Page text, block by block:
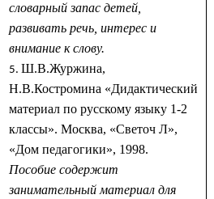
словарный запас детей,
развивать речь, интерес и
внимание к слову.
Ш.В.Журжина,
Н.В.Костромина «Дидактический
материал по русскому языку 1-2
классы». Москва, «Светоч Л»,
«Дом педагогики», 1998.
Пособие содержит
занимательный материал для